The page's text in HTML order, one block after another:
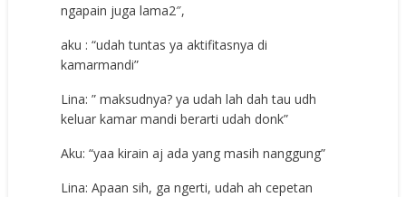
ngapain juga lama2″,
aku : “udah tuntas ya aktifitasnya di
kamarmandi”
Lina: ” maksudnya? ya udah lah dah tau udh
keluar kamar mandi berarti udah donk”
Aku: “yaa kirain aj ada yang masih nanggung”
Lina: Apaan sih, ga ngerti, udah ah cepetan